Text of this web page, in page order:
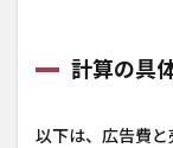
計算の具
以下は、広告費と